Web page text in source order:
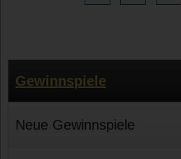
Gewinnspiele
Neue Gewinnspiele